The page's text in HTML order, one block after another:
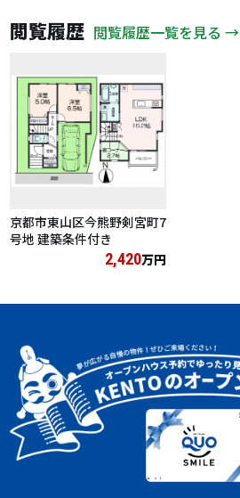
閲覧履歴 閲覧履歴一覧を見る →
京都市東山区今熊野剣宮町7
号地 建築条件付き
2,420万円